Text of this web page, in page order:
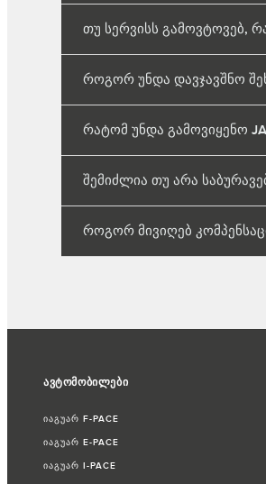
თუ სერვისს გამოვტოვებ,
როგორ უნდა დავჯავშნო
რატომ უნდა გამოვიყენო
შემიძლია თუ არა
როგორ მივიღებ
ავტომობილები
იაგუარ F-PACE
იაგუარ E-PACE
იაგუარ I-PACE